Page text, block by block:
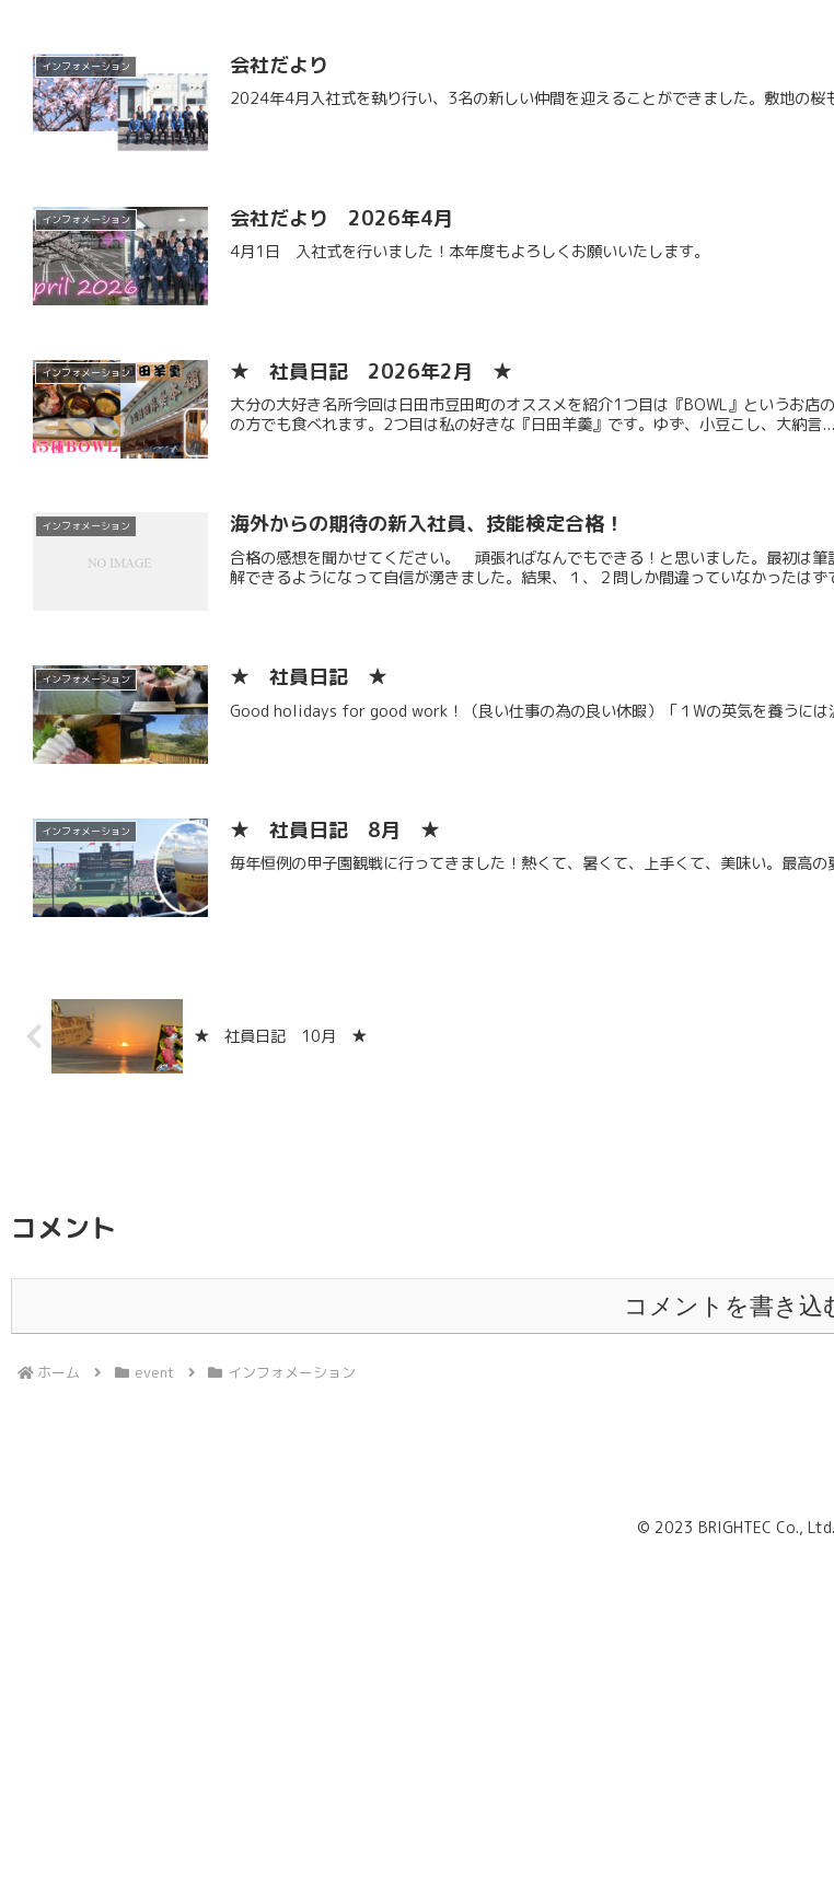
インフォメーション 会社だより
2024年4月入社式を執り行い、3名の新しい仲間を迎えることができました。敷地の桜
インフォメーション 会社だより 2026年4月
4月1日 入社式を行いました！本年度もよろしくお願いいたします。
インフォメーション ★ 社員日記 2026年2月 ★
大分の大好き名所今回は日田市豆田町のオススメを紹介1つ目は『BOWL』というお
の方でも食べれます。2つ目は私の好きな『日田羊羹』です。ゆず、小豆こし、大納言...
インフォメーション 海外からの期待の新入社員、技能検定合格！
合格の感想を聞かせてください。 頑張ればなんでもできる！と思いました。最初は
解できるようになって自信が湧きました。結果、１、２問しか間違っていなかったはず
インフォメーション ★ 社員日記 ★
Good holidays for good work！（良い仕事の為の良い休暇）「１Wの英気を養うに
インフォメーション ★ 社員日記 8月 ★
毎年恒例の甲子園観戦に行ってきました！熱くて、暑くて、上手くて、美味い。最高の
★ 社員日記 10月 ★
コメント
コメントを書き込
ホーム event インフォメーション
© 2023 BRIGHTEC Co., Ltd.